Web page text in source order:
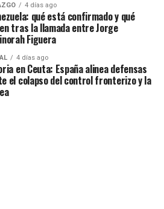
4 días ago
qué está confirmado y qué
tras la llamada entre Jorge
Figuera
4 días ago
en Ceuta: España alinea defensas
el colapso del control fronterizo y la